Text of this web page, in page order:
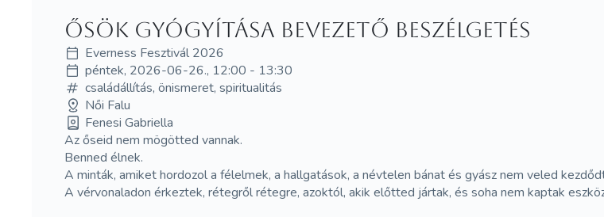
Ősök gyógyítása bevezető beszélgetés
Everness Fesztivál 2026
péntek, 2026-06-26., 12:00 - 13:30
családállítás, önismeret, spiritualitás
Női Falu
Fenesi Gabriella
Az őseid nem mögötted vannak.
Benned élnek.
A minták, amiket hordozol a félelmek, a hallgatások, a névtelen bánat és gyász nem veled
A vérvonaladon érkeztek, rétegről rétegre, azoktól, akik előtted jártak, és soha nem kaptak